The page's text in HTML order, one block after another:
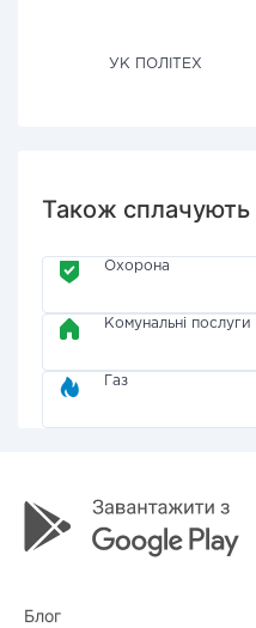
УК ПОЛІТЕХ
Також сплачують
Охорона
Комунальні послуги
Газ
Блог